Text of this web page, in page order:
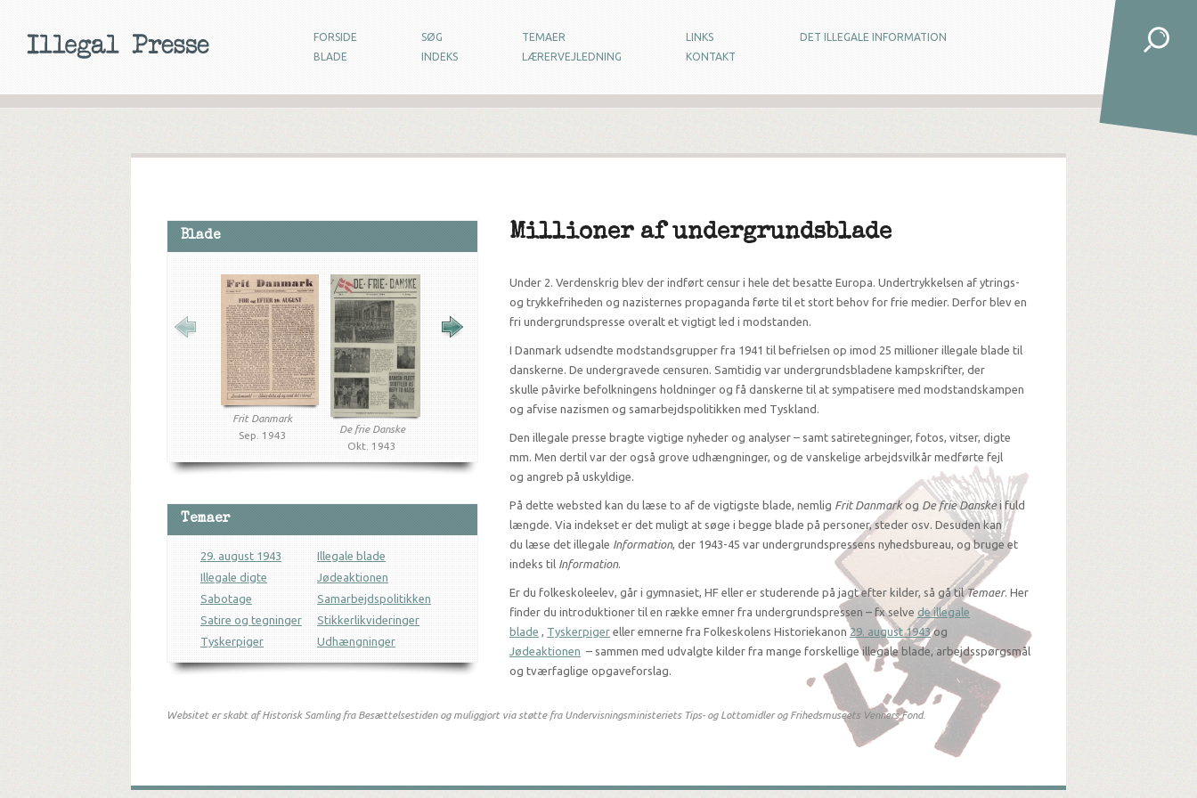
FORSIDE SØG TEMAER LINKS
DET ILLEGALE INFORMATION
BLADE
INDEKS LÆRERVEJLEDNING KONTAKT
Blade
Frit Danmark
Sep. 1943
De frie Danske
Okt. 1943
Frit Danmark
Dec. 1943
Nov. 1943
Mar. 1944
Apr. 1944
Temaer
29. august 1943
Illegale blade
Illegale digte
Jødeaktionen
Sabotage
Samarbejdspolitikken
Satire og tegninger
Stikkerlikvideringer
Tyskerpiger
Udhængninger
Millioner af undergrundsblade
Under 2. Verdenskrig blev der indført censur i hele det besatte Europa. Undertrykkelsen af ytrings-
og trykkefriheden og nazisternes propaganda førte til et stort behov for frie medier. Derfor blev en
fri undergrundspresse overalt et vigtigt led i modstanden.
I Danmark udsendte modstandsgrupper fra 1941 til befrielsen op imod 25 millioner illegale blade til
danskerne. De undergravede censuren. Samtidig var undergrundsbladene kampskrifter, der
skulle påvirke befolkningens holdninger og få danskerne til at sympatisere med modstandskampen
og afvise nazismen og samarbejdspolitikken med Tyskland.
Den illegale presse bragte vigtige nyheder og analyser – samt satiretegninger, fotos, vitser, digte
mm. Men dertil var der også grove udhængninger, og de vanskelige arbejdsvilkår medførte fejl
og angreb på uskyldige.
På dette websted kan du læse to af de vigtigste blade, nemlig Frit Danmarkog De frie Danskei fuld
længde. Via indekset er det muligt at søge i begge blade på personer, steder osv. Desuden kan
du læse det illegale Information, der 1943-45 var undergrundspressens nyhedsbureau, og bruge et
indeks til Information.
Er du folkeskoleelev, går i gymnasiet, HF eller er studerende på jagt efter kilder, så gå tilTemaer. Her
finder du introduktioner til en række emner fra undergrundspressen – fx selve de illegale
blade , Tyskerpiger eller emnerne fra Folkeskolens Historiekanon 29. august 1943og
Jødeaktionen – sammen med udvalgte kilder fra mange forskellige illegale blade, arbejdsspørgsmål
og tværfaglige opgaveforslag.
Websitet er skabt af Historisk Samling fra Besættelsestiden og muliggjort via støtte fra Undervisningsministeriets Tips- og Lottomidler og Frihedsmuseets Venners Fond.